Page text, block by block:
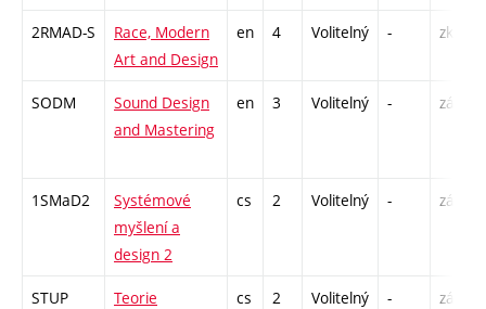
2RMAD-S
Race, Modern
Art and Design
en 4 Volitelný - zk
SODM
Sound Design
and Mastering
en 3 Volitelný - zá
1SMaD2
Systémové
myšlení a
design 2
cs 2 Volitelný - zá
STUP
Teorie
cs 2 Volitelný - zá